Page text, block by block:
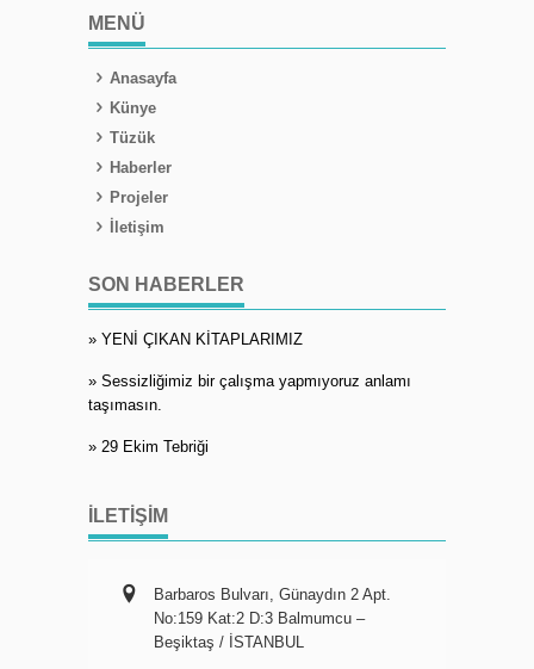
MENÜ
Anasayfa
Künye
Tüzük
Haberler
Projeler
İletişim
SON HABERLER
» YENİ ÇIKAN KİTAPLARIMIZ
» Sessizliğimiz bir çalışma yapmıyoruz anlamı
taşımasın.
» 29 Ekim Tebriği
İLETIŞIM
Barbaros Bulvarı, Günaydın 2 Apt.
No:159 Kat:2 D:3 Balmumcu –
Beşiktaş / İSTANBUL